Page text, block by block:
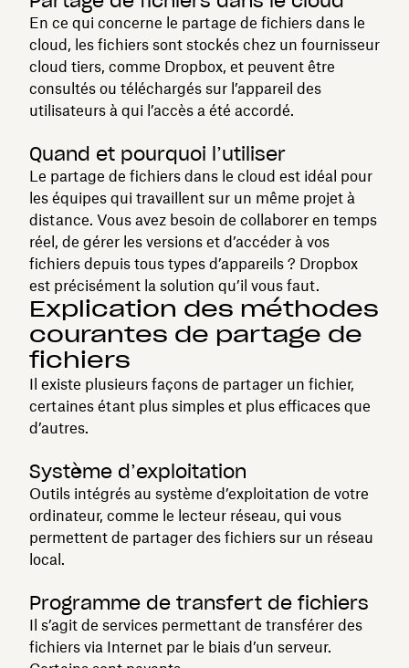
En ce qui concerne le partage de fichiers dans le
cloud, les fichiers sont stockés chez un fournisseur
cloud tiers, comme Dropbox, et peuvent être
consultés ou téléchargés sur l’appareil des
utilisateurs à qui l’accès a été accordé.
Quand et pourquoi l’utiliser
Le partage de fichiers dans le cloud est idéal pour
les équipes qui travaillent sur un même projet à
distance. Vous avez besoin de collaborer en temps
réel, de gérer les versions et d’accéder à vos
fichiers depuis tous types d’appareils ? Dropbox
est précisément la solution qu’il vous faut.
Explication des méthodes
courantes de partage de
fichiers
Il existe plusieurs façons de partager un fichier,
certaines étant plus simples et plus efficaces que
d’autres.
Système d’exploitation
Outils intégrés au système d’exploitation de votre
ordinateur, comme le lecteur réseau, qui vous
permettent de partager des fichiers sur un réseau
local.
Programme de transfert de fichiers
Il s’agit de services permettant de transférer des
fichiers via Internet par le biais d’un serveur.